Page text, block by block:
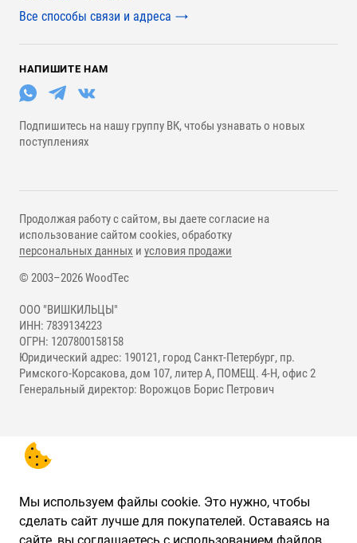
Все способы связи и адреса
НАПИШИТЕ НАМ
Подпишитесь на нашу группу ВК, чтобы узнавать о новых
поступлениях
© 2003–2026 WoodTec
ООО "ВИШКИЛЬЦЫ"
ИНН: 7839134223
ОГРН: 1207800158158
Юридический адрес: 190121, город Санкт-Петербург, пр.
Римского-Корсакова, дом 107, литер А, ПОМЕЩ. 4-Н, офис 2
Генеральный директор: Ворожцов Борис Петрович
Продолжая работу с сайтом, вы даете согласие на
использование сайтом cookies, обработку
персональных данных и условия продажи
Мы используем файлы cookie. Это нужно, чтобы
сделать сайт лучше для покупателей. Оставаясь на